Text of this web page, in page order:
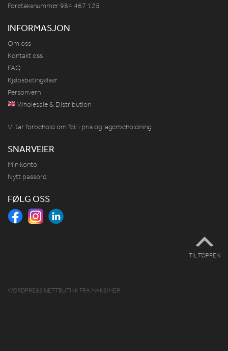
Foretaksnummer 984 467 125
INFORMASJON
Om oss
Kontakt oss
FAQ
Kjøpsbetingelser
Personvern
Wholesale & Distribution
Vi tar forbehold om feil i pris og lagerbeholdning
SNARVEIER
Min konto
Nytt passord
FØLG OSS
TIL TOPPEN
WORDPRESS NETTBUTIKK FRA MAKSIMER